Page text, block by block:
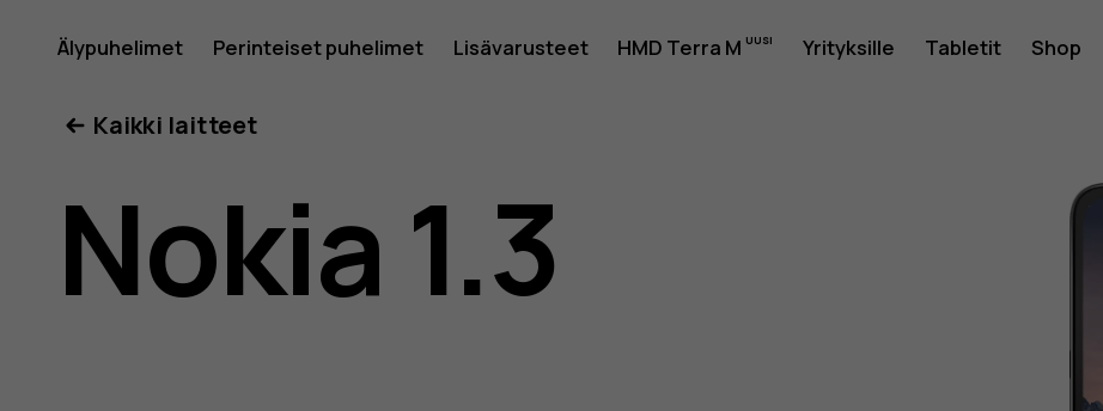
Nokia
1.3:n
käyttöopas
Älypuhelimet Perinteiset puhelimet Lisävarusteet HMD Terra M Yrityksille Tabletit Shop
Kaikki laitteet
Nokia 1.3